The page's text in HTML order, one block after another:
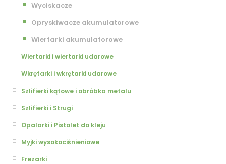
Wyciskacze
Opryskiwacze akumulatorowe
Wiertarki akumulatorowe
Wiertarki i wiertarki udarowe
Wkrętarki i wkrętarki udarowe
Szlifierki kątowe i obróbka metalu
Szlifierki i Strugi
Opalarki i Pistolet do kleju
Myjki wysokociśnieniowe
Frezarki